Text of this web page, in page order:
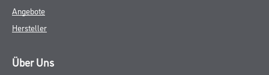
Angebote
Hersteller
Über Uns